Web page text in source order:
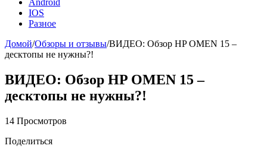
Android
IOS
Разное
Домой/Обзоры и отзывы/ВИДЕО: Обзор HP OMEN 15 –
десктопы не нужны?!
ВИДЕО: Обзор HP OMEN 15 –
десктопы не нужны?!
14 Просмотров
Поделиться